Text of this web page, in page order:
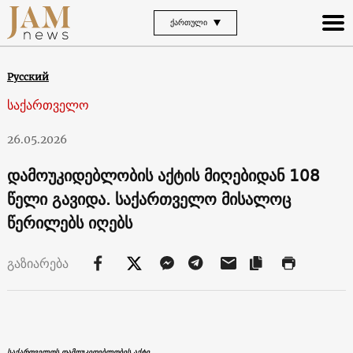
ᲥᲐᲠᲗᲣᲚᲘ
Русский
საქართველო
26.05.2026
დამოუკიდებლობის აქტის მიღებიდან 108
წელი გავიდა. საქართველო მისალოც
წერილებს იღებს
გაზიარება